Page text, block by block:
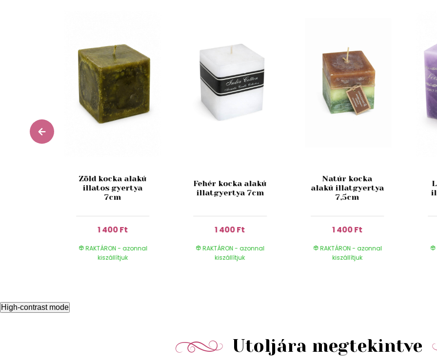
Zöld kocka alakú
illatos gyertya
7cm
1 400 Ft
RAKTÁRON - azonnal
kiszállítjuk
Fehér kocka alakú
illatgyertya 7cm
1 400 Ft
RAKTÁRON - azonnal
kiszállítjuk
Natúr kocka
alakú illatgyertya
7,5cm
1 400 Ft
RAKTÁRON - azonnal
kiszállítjuk
High-contrast mode
Utoljára megtekintve